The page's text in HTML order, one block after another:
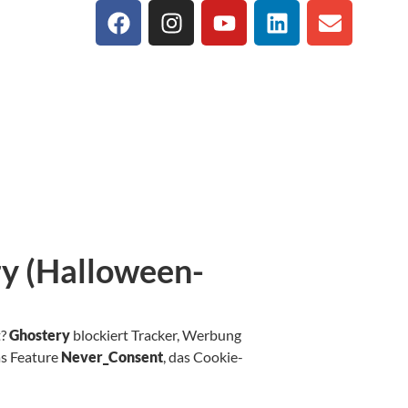
(Halloween-
Ghostery blockiert Tracker, Werbung
Feature Never_Consent, das Cookie-